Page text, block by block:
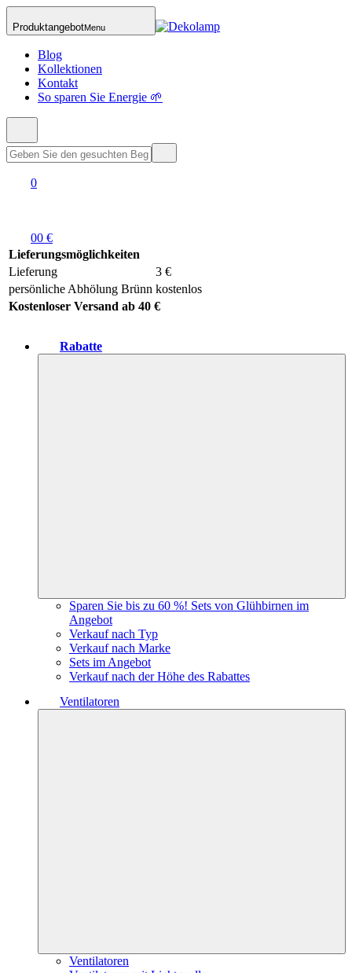
ProduktangebotMenu
Blog
Kollektionen
Kontakt
So sparen Sie Energie 🌱
0
00 €
Lieferungsmöglichkeiten
Lieferung
3 €
persönliche Abhölung Brünn kostenlos
Kostenloser Versand ab 40 €
Rabatte
Sparen Sie bis zu 60 %! Sets von Glühbirnen im
Angebot
Verkauf nach Typ
Verkauf nach Marke
Sets im Angebot
Verkauf nach der Höhe des Rabattes
Ventilatoren
Ventilatoren